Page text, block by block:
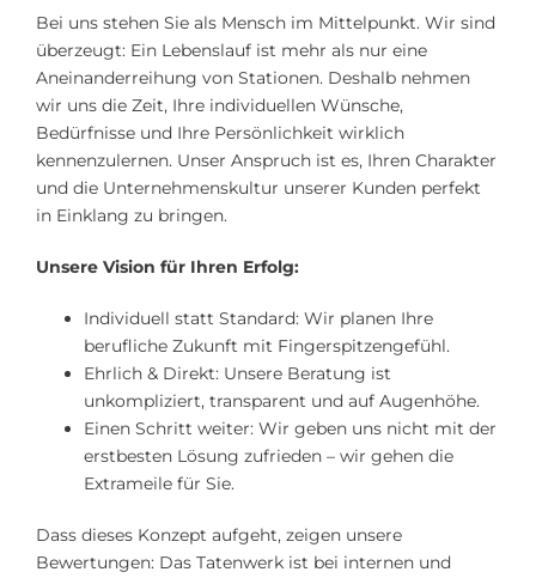
Bei uns stehen Sie als Mensch im Mittelpunkt. Wir sind
überzeugt: Ein Lebenslauf ist mehr als nur eine
Aneinanderreihung von Stationen. Deshalb nehmen
wir uns die Zeit, Ihre individuellen Wünsche,
Bedürfnisse und Ihre Persönlichkeit wirklich
kennenzulernen. Unser Anspruch ist es, Ihren Charakter
und die Unternehmenskultur unserer Kunden perfekt
in Einklang zu bringen.
Unsere Vision für Ihren Erfolg:
Individuell statt Standard: Wir planen Ihre
berufliche Zukunft mit Fingerspitzengefühl.
Ehrlich & Direkt: Unsere Beratung ist
unkompliziert, transparent und auf Augenhöhe.
Einen Schritt weiter: Wir geben uns nicht mit der
erstbesten Lösung zufrieden – wir gehen die
Extrameile für Sie.
Dass dieses Konzept aufgeht, zeigen unsere
Bewertungen: Das Tatenwerk ist bei internen und